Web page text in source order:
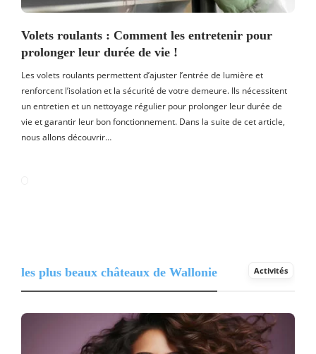
Volets roulants : Comment les entretenir pour
prolonger leur durée de vie !
Les volets roulants permettent d’ajuster l’entrée de lumière et
renforcent l’isolation et la sécurité de votre demeure. Ils nécessitent
un entretien et un nettoyage régulier pour prolonger leur durée de
vie et garantir leur bon fonctionnement. Dans la suite de cet article,
nous allons découvrir…
les plus beaux châteaux de Wallonie Activités